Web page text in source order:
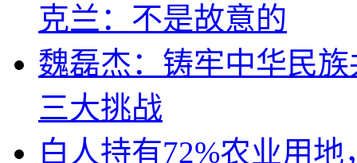
克兰：不是故意的
魏磊杰：铸牢中华民
三大挑战
白人持有72%农业用